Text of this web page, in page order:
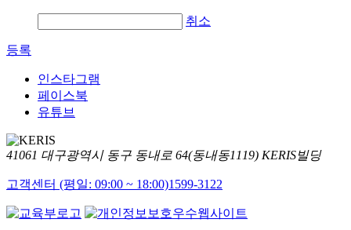
취소
등록
인스타그램
페이스북
유튜브
41061 대구광역시 동구 동내로 64(동내동1119) KERIS빌딩
고객센터 (평일: 09:00 ~ 18:00)1599-3122